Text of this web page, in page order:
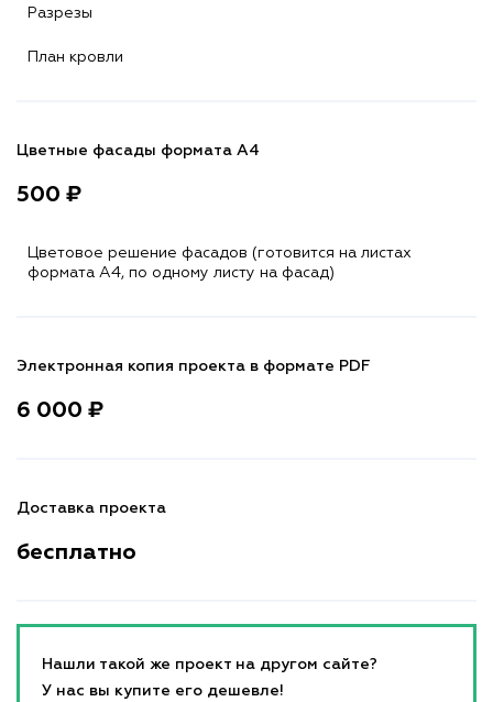
Разрезы
План кровли
Цветные фасады формата А4
500 ₽
Цветовое решение фасадов (готовится на листах
формата A4, по одному листу на фасад)
Электронная копия проекта в формате PDF
6 000 ₽
Доставка проекта
бесплатно
Нашли такой же проект на другом сайте?
У нас вы купите его дешевле!